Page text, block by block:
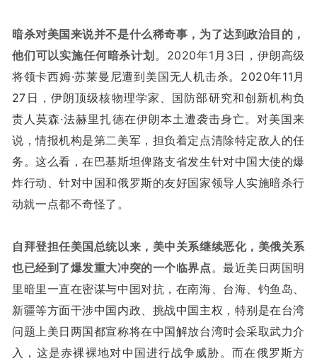
暗杀对美国来说并不是什么稀奇事，为了达到政治目的，
他们可以实施任何暗杀计划 。2020年1月3日，伊朗高级
将领卡西姆·苏莱曼尼遭到美国无人机击杀。2020年11月
27日，伊朗顶级核物理学家、国防部研究和创新机构负
责人莫森·法赫里扎德在伊朗本土遭袭击身亡。对美国来
说，情报机构是第二美军，担负着定点清除特定敌人的任
务。这么看，在巴基斯坦俾路支省发生针对中国大使的爆
炸行动、针对中国和俄罗斯的友好国家领导人实施暗杀行
动就一点都不奇怪了。
自拜登担任美国总统以来，美中关系继续恶化，美俄关系
也已经到了爆发重大冲突的一个临界点。最近美日两国明
里暗里一直在密谋与中国对抗，在南海、台海、钓鱼岛、
新疆等方面干涉中国内政、挑战中国主权，特别是在台湾
问题上美日两国都宣称将在中国解放台湾时会采取武力介
入，这是赤裸裸地对中国进行战争威胁。而在俄罗斯方